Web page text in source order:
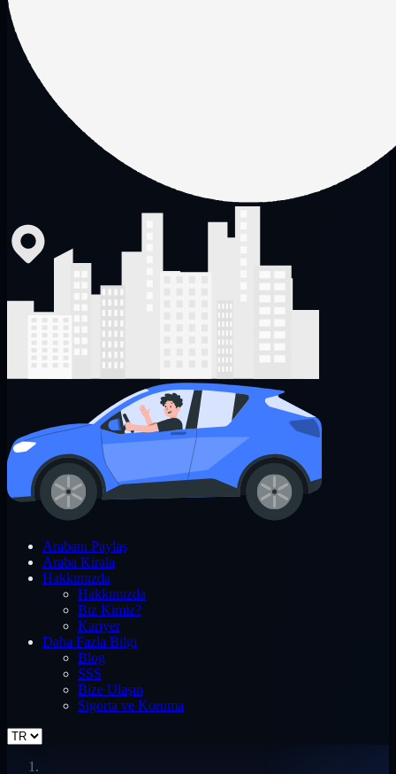
Arabanı Paylaş
Araba Kirala
Hakkımızda
Hakkımızda
Biz Kimiz?
Kariyer
Daha Fazla Bilgi
Blog
SSS
Bize Ulaşın
Sigorta ve Koruma